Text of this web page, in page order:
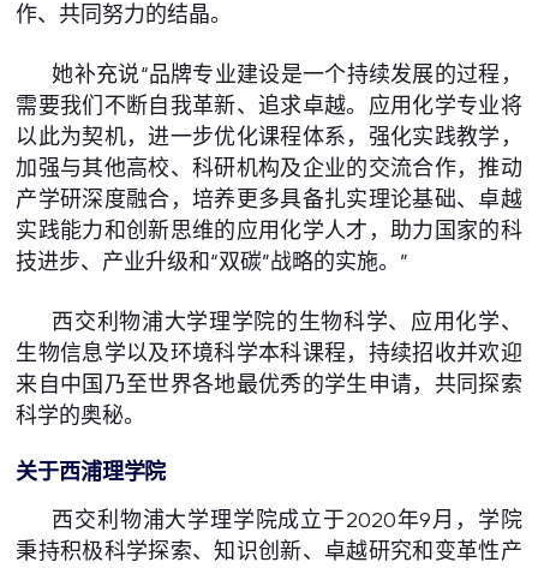
作、共同努力的结晶。
她补充说“品牌专业建设是一个持续发展的过程，
需要我们不断自我革新、追求卓越。应用化学专业将
以此为契机，进一步优化课程体系，强化实践教学，
加强与其他高校、科研机构及企业的交流合作，推动
产学研深度融合，培养更多具备扎实理论基础、卓越
实践能力和创新思维的应用化学人才，助力国家的科
技进步、产业升级和“双碳”战略的实施。”
西交利物浦大学理学院的生物科学、应用化学、
生物信息学以及环境科学本科课程，持续招收并欢迎
来自中国乃至世界各地最优秀的学生申请，共同探索
科学的奥秘。
关于西浦理学院
西交利物浦大学理学院成立于2020年9月，学院
秉持积极科学探索、知识创新、卓越研究和变革性产